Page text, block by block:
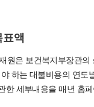
액
원은 보건복지부장관의
하는 대불비용의 연도
한 세부내용을 매년 홈